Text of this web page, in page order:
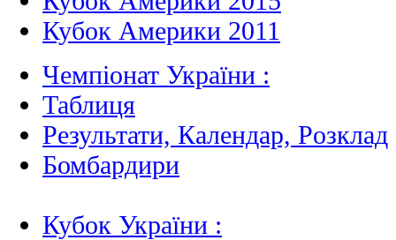
Кубок Америки 2011
Чемпіонат України :
Таблиця
Результати, Календар, Poзклад
Бомбардири
Кубок України :